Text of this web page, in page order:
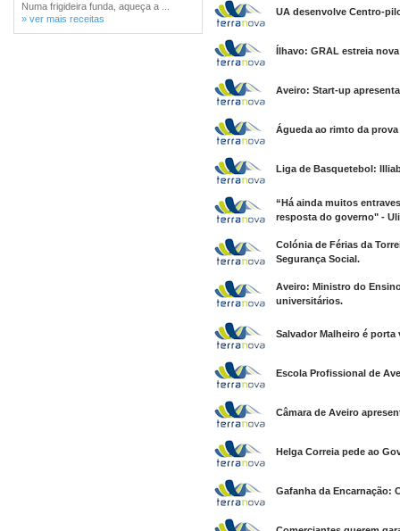
Numa frigideira funda, aqueça a ...
» ver mais receitas
UA desenvolve Centro-
Ílhavo: GRAL estreia
Aveiro: Start-up
Águeda ao rimto da
Liga de Basquetebol:
“Há ainda muitos
resposta do governo" -
Colónia de Férias da
Segurança Social.
Aveiro: Ministro do
universitários.
Salvador Malheiro é porta
Escola Profissional de
Câmara de Aveiro
Helga Correia pede ao
Gafanha da Encarnação: